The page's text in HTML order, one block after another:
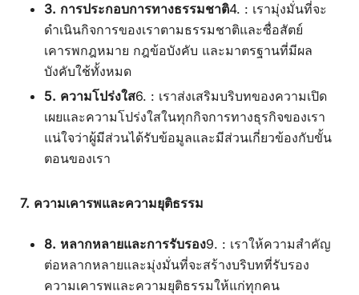
3. การประกอบการทางธรรมชาติ4. : เรามุ่งมั่นที่จะ
ดำเนินกิจการของเราตามธรรมชาติและซื่อสัตย์
เคารพกฎหมาย กฎข้อบังคับ และมาตรฐานที่มีผล
บังคับใช้ทั้งหมด
5. ความโปร่งใส6. : เราส่งเสริมบริบทของความเปิด
เผยและความโปร่งใสในทุกกิจการทางธุรกิจของเรา
แน่ใจว่าผู้มีส่วนได้รับข้อมูลและมีส่วนเกี่ยวข้องกับขั้น
ตอนของเรา
7. ความเคารพและความยุติธรรม
8. หลากหลายและการรับรอง9. : เราให้ความสำคัญ
ต่อหลากหลายและมุ่งมั่นที่จะสร้างบริบทที่รับรอง
ความเคารพและความยุติธรรมให้แก่ทุกคน